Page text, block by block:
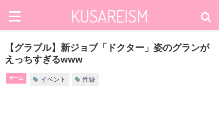
【グラブル】新ジョブ「ドクター」姿のグランが
えっちすぎるwww
ゲーム イベント 性癖